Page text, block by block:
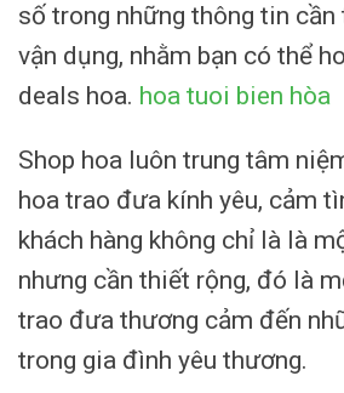
số trong những thông tin
vận dụng, nhằm bạn có thể
deals hoa. hoa tuoi bien hòa
Shop hoa luôn trung tâm
hoa trao đưa kính yêu, cảm
khách hàng không chỉ là là
nhưng cần thiết rộng, đó là
trao đưa thương cảm đến
trong gia đình yêu thương.